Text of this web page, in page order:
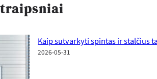
Kaip sutvarkyti spintas ir stalčius
2026-05-31